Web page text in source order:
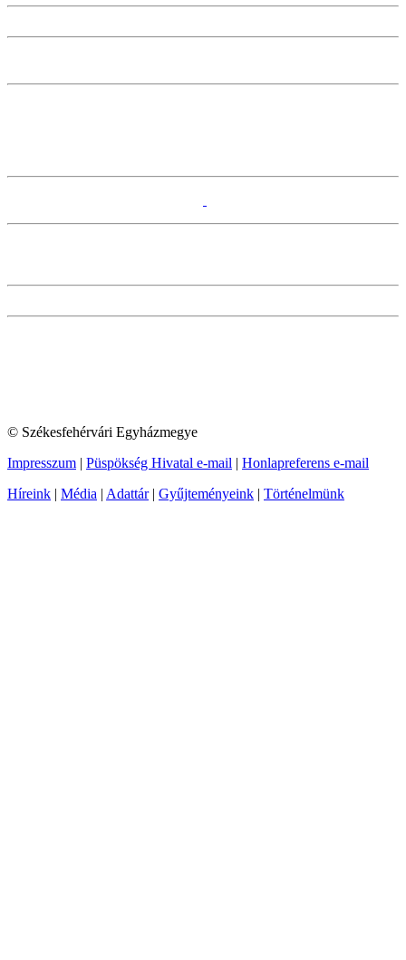
© Székesfehérvári Egyházmegye
Impresszum | Püspökség Hivatal e-mail | Honlapreferens e-mail
Híreink | Média | Adattár| Gyűjteményeink | Történelmünk